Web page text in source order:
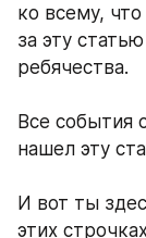
ко всему,
за эту
ребячества.
Все события
нашел эту
И вот ты
этих